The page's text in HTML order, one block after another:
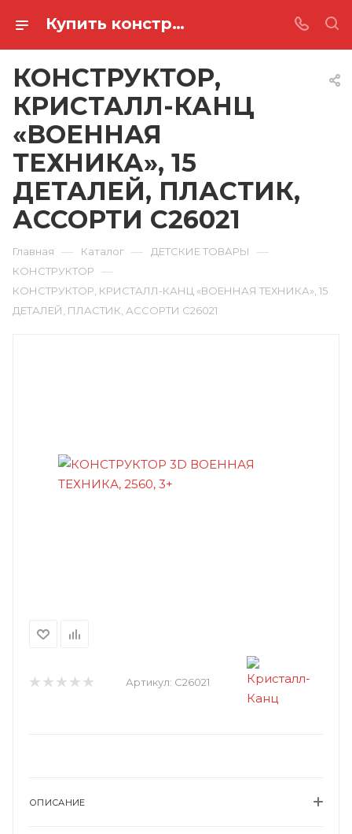
Купить конструктор, кристалл-канц «военная техника», 15 деталей, пластик, ассорти C26021 в Ростове-на-Дону
КОНСТРУКТОР,
КРИСТАЛЛ-КАНЦ
«ВОЕННАЯ
ТЕХНИКА», 15
ДЕТАЛЕЙ, ПЛАСТИК,
АССОРТИ C26021
Главная — Каталог — ДЕТСКИЕ ТОВАРЫ —
КОНСТРУКТОР —
КОНСТРУКТОР, КРИСТАЛЛ-КАНЦ «ВОЕННАЯ ТЕХНИКА», 15
ДЕТАЛЕЙ, ПЛАСТИК, АССОРТИ C26021
Артикул: C26021
ОПИСАНИЕ